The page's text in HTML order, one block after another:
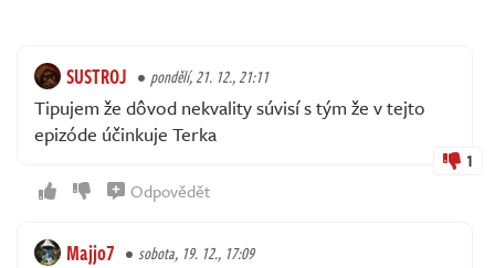
SUSTROJ pondělí, 21. 12., 21:11
Tipujem že dôvod nekvality súvisí s tým že v tejto
epizóde účinkuje Terka
1
Odpovědět
Majjo7 sobota, 19. 12., 17:09